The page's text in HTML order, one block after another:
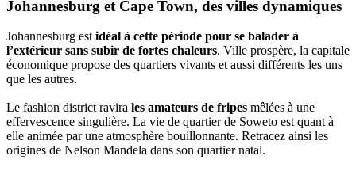
Johannesburg et Cape Town, des villes dynamiques
Johannesburg est idéal à cette période pour se balader à
l’extérieur sans subir de fortes chaleurs. Ville prospère, la capitale
économique propose des quartiers vivants et aussi différents les uns
que les autres.
Le fashion district ravira les amateurs de fripes mêlées à une
effervescence singulière. La vie de quartier de Soweto est quant à
elle animée par une atmosphère bouillonnante. Retracez ainsi les
origines de Nelson Mandela dans son quartier natal.